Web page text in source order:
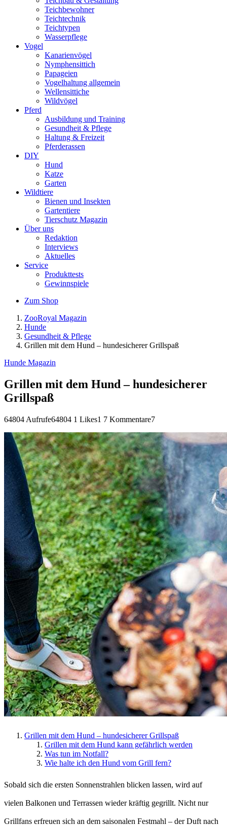
Teichbewohner
Teichtechnik
Teichtypen
Wasserpflege
Vogel
Kanarienvögel
Nymphensittich
Papageien
Vogelhaltung allgemein
Wellensittiche
Wildvögel
Pferd
Ausbildung und Training
Gesundheit & Pflege
Haltung & Freizeit
Pferderassen
DIY
Hund
Katze
Garten
Wildtiere
Bienen und Insekten
Gartentiere
Tierschutz Magazin
Über uns
Redaktion
Interviews
Aktuelles
Service
Produkttests
Gewinnspiele
Zum Shop
ZooRoyal Magazin
Hunde
Gesundheit & Pflege
Grillen mit dem Hund – hundesicherer Grillspaß
Hunde Magazin
Grillen mit dem Hund – hundesicherer
Grillspaß
64804 Aufrufe64804 1 Likes1 7 Kommentare7
Grillen mit dem Hund – hundesicherer Grillspaß
Grillen mit dem Hund kann gefährlich werden
Was tun im Notfall?
Wie halte ich den Hund vom Grill fern?
Sobald sich die ersten Sonnenstrahlen blicken lassen, wird auf
vielen Balkonen und Terrassen wieder kräftig gegrillt. Nicht nur
Grillfans erfreuen sich an dem saisonalen Festmahl – der Duft nach